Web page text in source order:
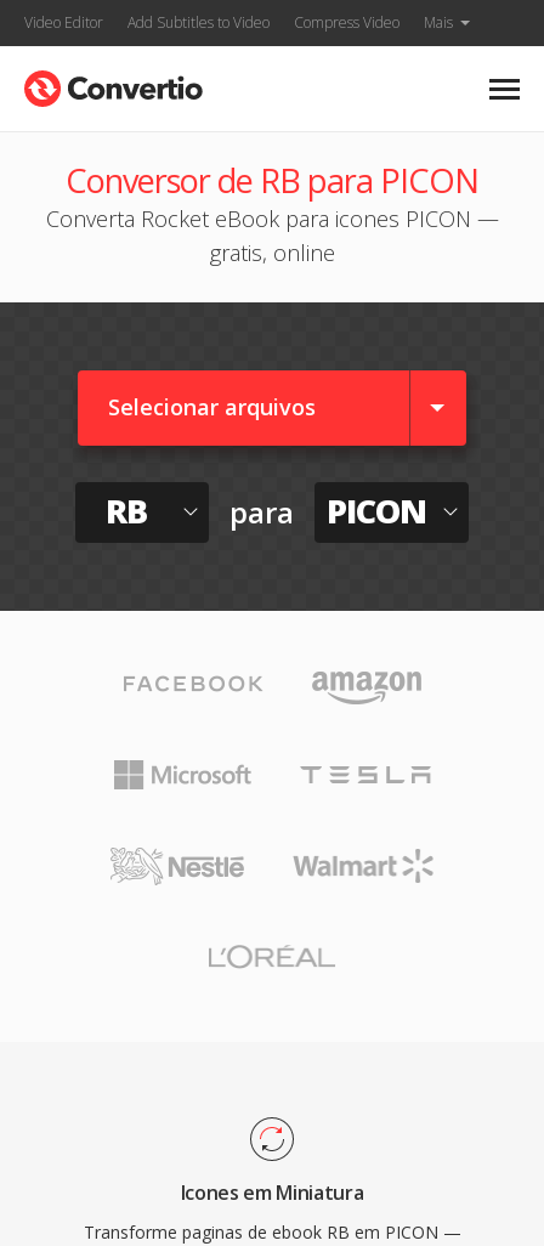
Video Editor Add Subtitles to Video Compress Video Mais
Conversor de RB para PICON
Converta Rocket eBook para icones PICON —
gratis, online
Selecionar arquivos
RB para PICON
Icones em Miniatura
Transforme paginas de ebook RB em PICON —